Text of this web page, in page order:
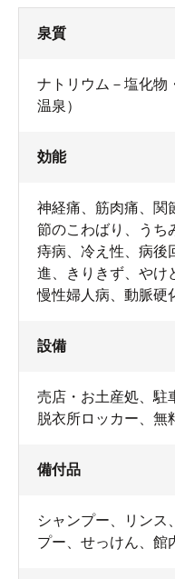
泉質
ナトリウム－塩化物
温泉）
効能
神経痛、筋肉痛、関
節のこわばり、うち
痔病、冷え性、病後
進、きりきず、やけ
慢性婦人病、動脈硬
設備
売店・お土産処 駐
脱衣所ロッカー
無
備付品
シャンプー リンス
プー
せっけん 館